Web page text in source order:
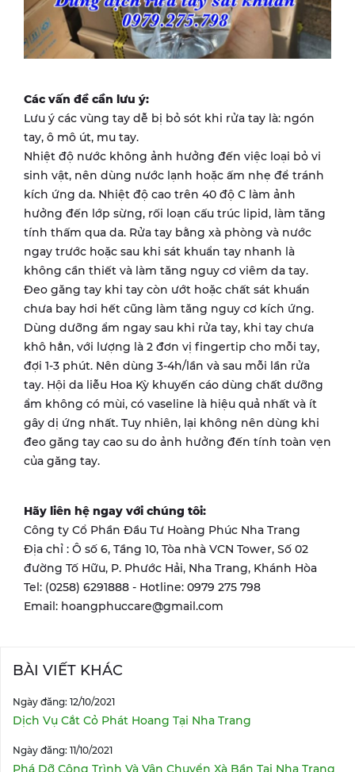
Các vấn đề cần lưu ý:
Lưu ý các vùng tay dễ bị bỏ sót khi rửa tay là: ngón
tay, ô mô út, mu tay.
Nhiệt độ nước không ảnh hưởng đến việc loại bỏ vi
sinh vật, nên dùng nước lạnh hoặc ấm nhẹ để tránh
kích ứng da. Nhiệt độ cao trên 40 độ C làm ảnh
hưởng đến lớp sừng, rối loạn cấu trúc lipid, làm tăng
tính thấm qua da. Rửa tay bằng xà phòng và nước
ngay trước hoặc sau khi sát khuẩn tay nhanh là
không cần thiết và làm tăng nguy cơ viêm da tay.
Đeo găng tay khi tay còn ướt hoặc chất sát khuẩn
chưa bay hơi hết cũng làm tăng nguy cơ kích ứng.
Dùng dưỡng ẩm ngay sau khi rửa tay, khi tay chưa
khô hẳn, với lượng là 2 đơn vị fingertip cho mỗi tay,
đợi 1-3 phút. Nên dùng 3-4h/lần và sau mỗi lần rửa
tay. Hội da liễu Hoa Kỳ khuyến cáo dùng chất dưỡng
ẩm không có mùi, có vaseline là hiệu quả nhất và ít
gây dị ứng nhất. Tuy nhiên, lại không nên dùng khi
đeo găng tay cao su do ảnh hưởng đến tính toàn vẹn
của găng tay.
Hãy liên hệ ngay với chúng tôi:
Công ty Cổ Phần Đầu Tư Hoàng Phúc Nha Trang
Địa chỉ : Ô số 6, Tầng 10, Tòa nhà VCN Tower, Số 02
đường Tố Hữu, P. Phước Hải, Nha Trang, Khánh Hòa
Tel: (0258) 6291888 - Hotline: 0979 275 798
Email: hoangphuccare@gmail.com
BÀI VIẾT KHÁC
Ngày đăng: 12/10/2021
Dịch Vụ Cắt Cỏ Phát Hoang Tại Nha Trang
Ngày đăng: 11/10/2021
Phá Dỡ Công Trình Và Vận Chuyển Xà Bần Tại Nha Trang